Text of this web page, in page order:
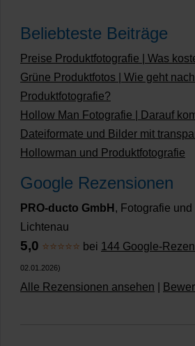
Beliebteste Beiträge
Preise Produktfotografie | Was
Grüne Produktfotos | Wie geht
Produktfotografie?
Hollow Man Fotografie | Darauf
Dateiformate und Bilder mit
Hollowman und Produktfotografie
Google Rezensionen
PRO-ducto GmbH , Fotografie
Lichtenau
5,0 ⭐⭐⭐⭐⭐ bei 144 Google-
02.01.2026)
Alle Rezensionen ansehen